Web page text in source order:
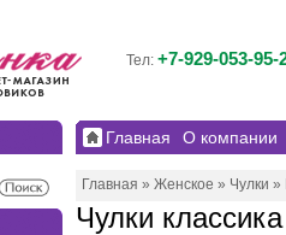
Тел: +7-929-053-95-
Главная О компании
Главная » Женское » Чулки »
Чулки